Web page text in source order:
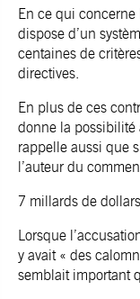
En ce qui concerne
dispose d’un
centaines de
directives.
En plus de ces
donne la possibilité
rappelle aussi que
l’auteur du
7 millards de
Lorsque
y avait « des
semblait important